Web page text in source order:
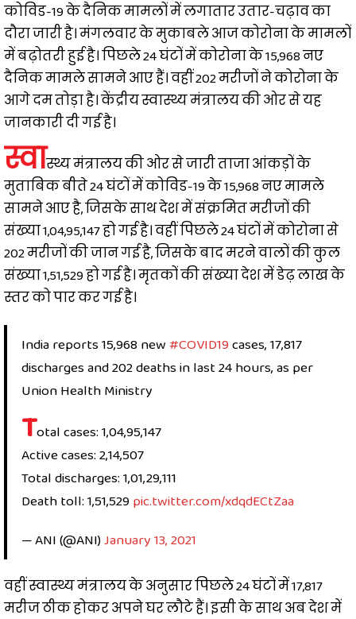
कोविड-19 के दैनिक मामलों में लगातार उतार-चढ़ाव का
दौरा जारी है। मंगलवार के मुकाबले आज कोरोना के मामलों
में बढ़ोतरी हुई है। पिछले 24 घंटों में कोरोना के 15,968 नए
दैनिक मामले सामने आए हैं। वहीं 202 मरीजों ने कोरोना के
आगे दम तोड़ा है। केंद्रीय स्वास्थ्य मंत्रालय की ओर से यह
जानकारी दी गई है।
स्वास्थ्य मंत्रालय की ओर से जारी ताजा आंकड़ों के
मुताबिक बीते 24 घंटों में कोविड-19 के 15,968 नए मामले
सामने आए है, जिसके साथ देश में संक्रमित मरीजों की
संख्या 1,04,95,147 हो गई है। वहीं पिछले 24 घंटों में कोरोना से
202 मरीजों की जान गई है, जिसके बाद मरने वालों की कुल
संख्या 1,51,529 हो गई है। मृतकों की संख्या देश में डेढ़ लाख के
स्तर को पार कर गई है।
India reports 15,968 new#COVID19cases, 17,817
discharges and 202 deaths in last 24 hours, as per
Union Health Ministry
Total cases: 1,04,95,147
Active cases: 2,14,507
Total discharges: 1,01,29,111
Death toll: 1,51,529pic.twitter.com/xdqdECtZaa
— ANI (@ANI)January 13, 2021
वहीं स्वास्थ्य मंत्रालय के अनुसार पिछले 24 घंटों में 17,817
मरीज ठीक होकर अपने घर लौटे हैं। इसी के साथ अब देश में